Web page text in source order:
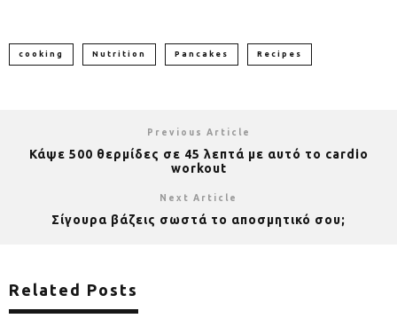
cooking Nutrition Pancakes Recipes
Previous Article
Κάψε 500 θερμίδες σε 45 λεπτά με αυτό το cardio
workout
Next Article
Σίγουρα βάζεις σωστά το αποσμητικό σου;
Related Posts